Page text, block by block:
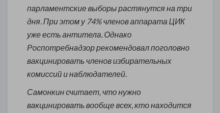
парламентские выборы растянутся на три
дня. При этом у 74% членов аппарата ЦИК
уже есть антитела. Однако
Роспотребнадзор рекомендовал поголовно
вакцинировать членов избирательных
комиссий и наблюдателей.
Самонкин считает, что нужно
вакцинировать вообще всех, кто находится